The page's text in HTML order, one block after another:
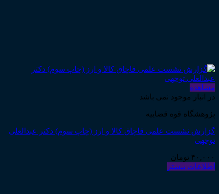
مشاهده
در انبار موجود نمی باشد
پژوهشگاه قوه قضاییه
گزارش نشست علمی قاچاق کالا و ارز (چاپ سوم) دکتر عبدالعلی
توجهی
۴۰,۰۰۰ تومان
اطلاعات بیشتر